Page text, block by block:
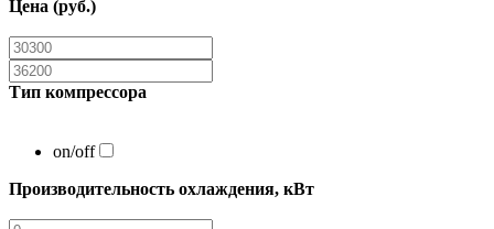
Цена (руб.)
Тип компрессора
on/off
Производительность охлаждения, кВт